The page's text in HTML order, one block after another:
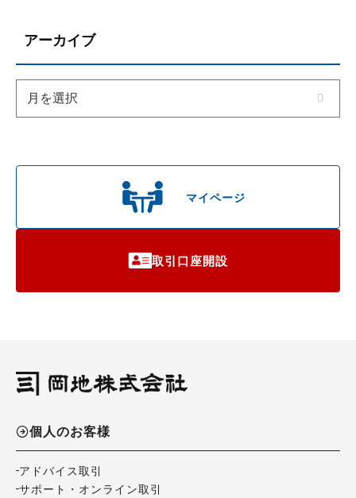
マイページ
取引口座開設
アーカイブ
個人のお客様
アドバイス取引
サポート・オンライン取引